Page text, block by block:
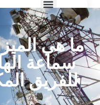
ما هي
سماعة
للفريق